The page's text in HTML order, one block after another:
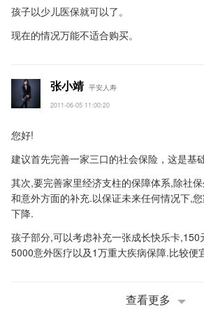
孩子以少儿医保就可以了。
现在的情况万能不适合购买。
张小靖 平安人寿
2011-06-05 11:00:20
您好!
建议首先完善一家三口的社会保险，这是基
其次,要完善家里经济支柱的保障体系,除社
和意外方面的补充.以保证未来任何情况下,
下降.
孩子部分,可以考虑补充一张成长快乐卡,150
5000意外医疗以及1万重大疾病保障.比较便
查看更多